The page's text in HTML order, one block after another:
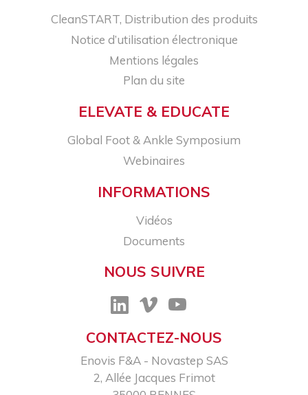
CleanSTART, Distribution des produits
Notice d’utilisation électronique
Mentions légales
Plan du site
ELEVATE & EDUCATE
Global Foot & Ankle Symposium
Webinaires
INFORMATIONS
Vidéos
Documents
NOUS SUIVRE
CONTACTEZ-NOUS
Enovis F&A - Novastep SAS​
2, Allée Jacques Frimot​